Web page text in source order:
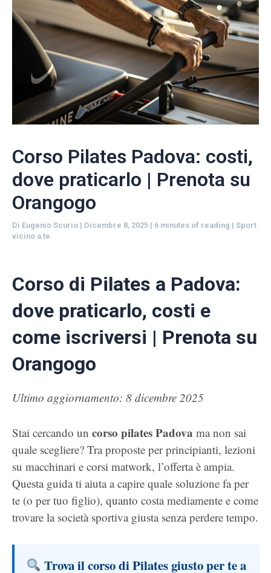
Corso Pilates Padova: costi,
dove praticarlo | Prenota su
Orangogo
Di Eugenio Scurio | Dicembre 8, 2025 | 6 minutes of reading | Sport
vicino a te
Corso di Pilates a Padova:
dove praticarlo, costi e
come iscriversi | Prenota su
Orangogo
Ultimo aggiornamento: 8 dicembre 2025
Stai cercando un corso pilates Padova ma non sai
quale scegliere? Tra proposte per principianti, lezioni
su macchinari e corsi matwork, l’offerta è ampia.
Questa guida ti aiuta a capire quale soluzione fa per
te (o per tuo figlio), quanto costa mediamente e come
trovare la società sportiva giusta senza perdere tempo.
Trova il corso di Pilates giusto per te a